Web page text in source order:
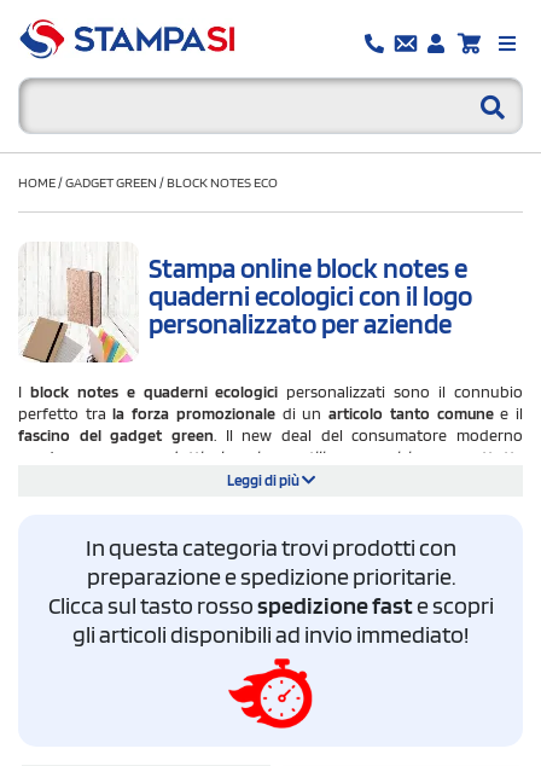
HOME/GADGET GREEN /BLOCK NOTES ECO
Stampa online block notes e
quaderni ecologici con il logo
personalizzato per aziende
I block notes e quaderni ecologici personalizzati sono il connubio
perfetto tra la forza promozionaledi un articolo tanto comunee il
fascino del gadget green . Il new deal del consumatore moderno
conduce verso
prodotti che siano utili, economici e soprattutto
: da questo punto di vista, i block notes e
in carta di pietraper un ventaglio di scelte ampio, capace di soddisfare le
esigenze pubblicitarie di tutte le aziende.
Leggi di più
In questa categoria trovi prodotti con
preparazione e spedizione prioritarie.
Clicca sul tasto rossospedizione faste scopri
gli articoli disponibili ad invio immediato!